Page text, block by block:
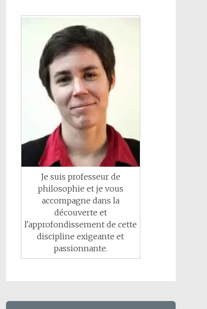
Je suis professeur de
philosophie et je vous
accompagne dans la
découverte et
l'approfondissement de cette
discipline exigeante et
passionnante.